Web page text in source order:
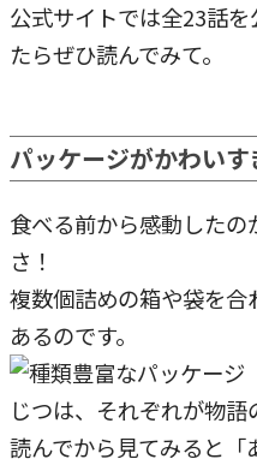
公式サイトでは全23話
たらぜひ読んでみて。
パッケージがかわいす
食べる前から感動した
さ！
複数個詰めの箱や袋を
あるのです。
じつは、それぞれが物語
読んでから見てみると